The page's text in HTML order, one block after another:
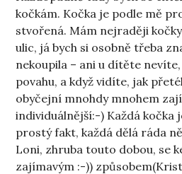
kočkám. Kočka je podle mě
stvořená. Mám nejraději
ulic, já bych si osobně třeba
nekoupila – ani u dítěte
povahu, a když vidíte, jak
obyčejní mnohdy mnohem
individuálnější:-) Každá kočka
prostý fakt, každá dělá ráda
Loni, zhruba touto dobou, se
zajímavým :-))